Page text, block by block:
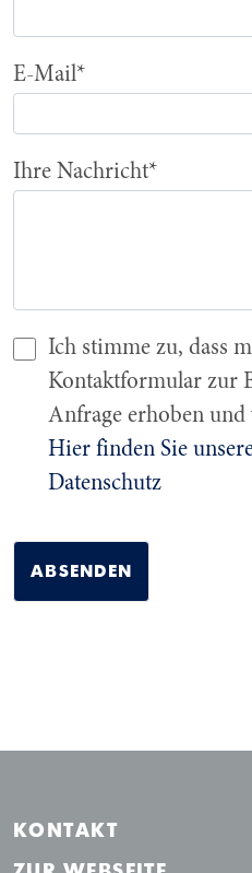
Pflichtfeld
E-Mail*
Pflichtfeld
Ihre Nachricht*
Ich stimme zu, dass
Kontaktformular zur
Anfrage erhoben und
Hier finden Sie
Datenschutz
ABSENDEN
Navigation überspringen
KONTAKT